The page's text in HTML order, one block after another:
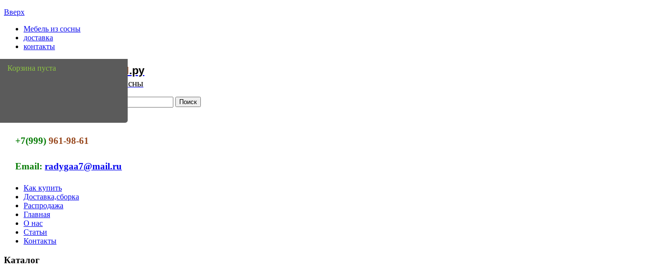
Вверх
Мебель из сосны
доставка
контакты
Мебель Сосны.ру
Интернет магазин мебели из сосны
+7(999)961-98-61
Email:radygaa7@mail.ru
Как купить
Доставка,сборка
Распродажа
Главная
О нас
Статьи
Контакты
Корзина пуста
Каталог